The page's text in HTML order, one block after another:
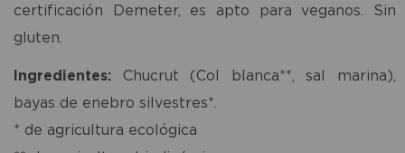
certificación Demeter, es apto para veganos. Sin
gluten.
Ingredientes: Chucrut (Col blanca**, sal marina),
bayas de enebro silvestres*.
* de agricultura ecológica